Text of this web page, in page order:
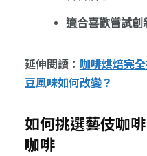
適合喜歡嘗試創
延伸閱讀： 咖啡烘焙完
豆風味如何改變？
如何挑選藝伎咖
咖啡